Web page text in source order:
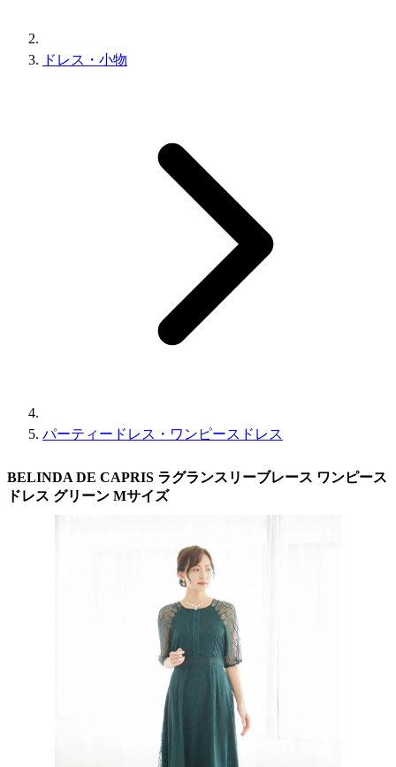
ドレス・小物
パーティードレス・ワンピースドレス
BELINDA DE CAPRIS ラグランスリーブレース ワンピース
ドレス グリーン Mサイズ